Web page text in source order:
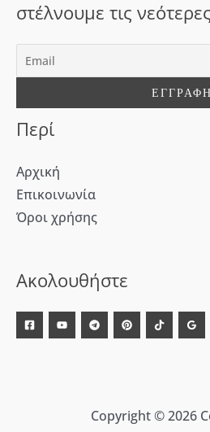
α
στέλνουμε τις
Περί
Αρχική
Επικοινωνία
Όροι χρήσης
Ακολουθήστε
Copyright © 2026